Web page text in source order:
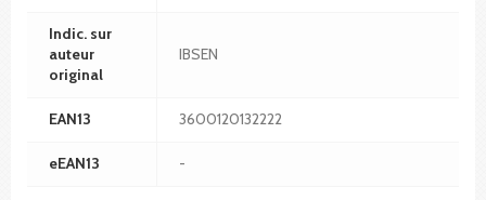
Indic. sur
auteur
original
IBSEN
EAN13 3600120132222
eEAN13 -